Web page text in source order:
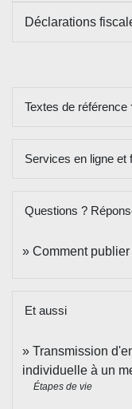
Déclarations
Textes de référence
Services en ligne et
Questions ?
Comment
Et aussi
Transmission
individuelle à un
Étapes de vie